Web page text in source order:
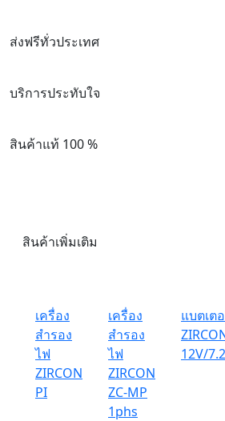
ส่งฟรีทั่วประเทศ
บริการประทับใจ
สินค้าแท้ 100 %
สินค้าเพิ่มเติม
เครื่อง
สำรอง
ไฟ
ZIRCON
PI
เครื่อง
สำรอง
ไฟ
ZIRCON
ZC-MP
1phs
แบตเต
12V/